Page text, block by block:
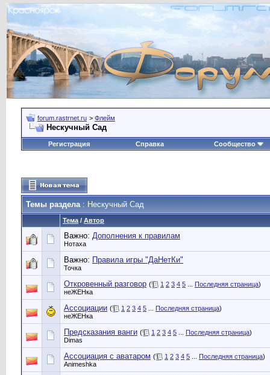
forum.rastrnet.ru > Флейм
Нескучный Сад
Регистрация Справка Сообщество
Темы раздела: Нескучный Сад
Тема / Автор
Важно: Дополнения к правилам
Нотаха
Важно: Правила игры "ДаНетКи"
Точка
Откровенный разговор ( 1 2 3 4 5 Последняя страница)
неЖЕНка
Ассоциации ( 1 2 3 4 5 Последняя страница)
неЖЕНка
Предсказания ванги ( 1 2 3 4 5 Последняя страница)
Dimas
Ассоциация с аватаром ( 1 2 3 4 5 Последняя страница)
Animeshka